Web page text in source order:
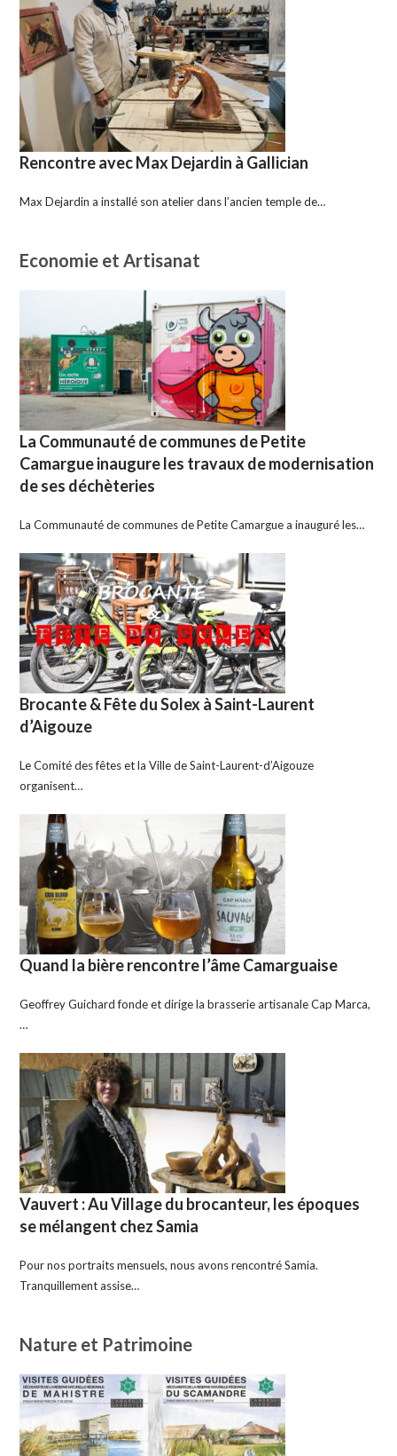
Rencontre avec Max Dejardin à Gallician
Max Dejardin a installé son atelier dans l’ancien temple de…
Economie et Artisanat
La Communauté de communes de Petite
Camargue inaugure les travaux de modernisation
de ses déchèteries
La Communauté de communes de Petite Camargue a inauguré les…
Brocante & Fête du Solex à Saint-Laurent
d’Aigouze
Le Comité des fêtes et la Ville de Saint-Laurent-d’Aigouze
organisent…
Quand la bière rencontre l’âme Camarguaise
Geoffrey Guichard fonde et dirige la brasserie artisanale Cap Marca,
…
Vauvert : Au Village du brocanteur, les époques
se mélangent chez Samia
Pour nos portraits mensuels, nous avons rencontré Samia.
Tranquillement assise…
Nature et Patrimoine